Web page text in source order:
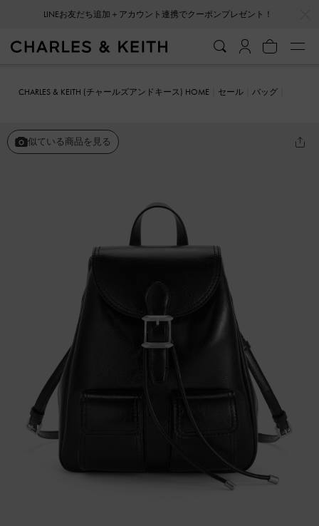
LINEお友だち追加＋アカウント連携でクーポンプレゼント！
会員登録＋ニュースレター登録で10%OFFクーポンプレゼント！
CHARLES & KEITH (チャールズアンドキース) HOME セール
バッグ
似ている商品を見る